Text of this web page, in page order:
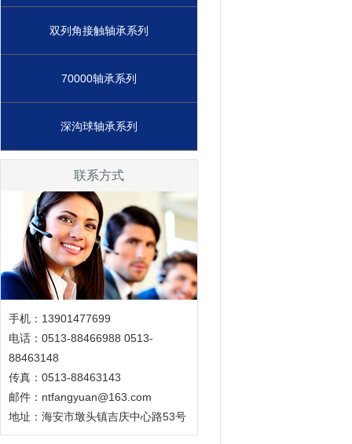
双列角接触轴承系列
70000轴承系列
深沟球轴承系列
联系方式
手机：13901477699
电话：0513-88466988 0513-
88463148
传真：0513-88463143
邮件：ntfangyuan@163.com
地址：海安市墩头镇吉庆中心路53号